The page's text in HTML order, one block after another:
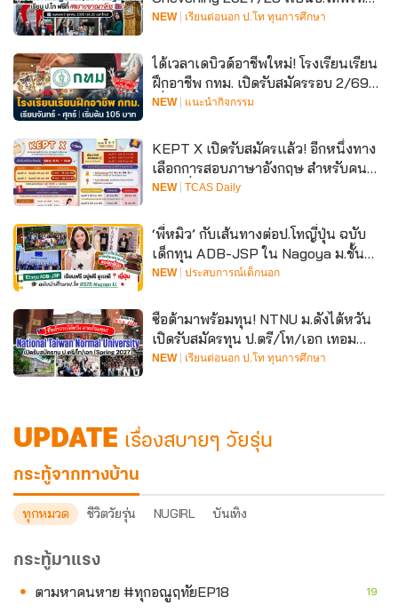
UK (เปิดรับสมัคร 4 ส.ค. 2026)
NEW เรียนต่อนอก ป.โท ทุนการศึกษา
ได้เวลาเดบิวต์อาชีพใหม่! โรงเรียนเรียน
ฝึกอาชีพ กทม. เปิดรับสมัครรอบ 2/69
เริ่มต้นคอร์สละ 105 บาท
NEW แนะนำกิจกรรม
KEPT X เปิดรับสมัครแล้ว! อีกหนึ่งทาง
เลือกการสอบภาษาอังกฤษ สำหรับคน
อยากยื่นรอบพอร์ต ม.ขอนแก่น
NEW TCAS Daily
‘พี่หมิว’ กับเส้นทางต่อป.โทญี่ปุ่น ฉบับ
เด็กทุน ADB-JSP ใน Nagoya ม.ชั้นนำ
ด้าน International Development
NEW ประสบการณ์เด็กนอก
ซือต้ามาพร้อมทุน! NTNU ม.ดังไต้หวัน
เปิดรับสมัครทุน ป.ตรี/โท/เอก เทอม
Spring 2027
NEW เรียนต่อนอก ป.โท ทุนการศึกษา
UPDATE เรื่องสบายๆ วัยรุ่น
กระทู้จากทางบ้าน
ทุกหมวด ชีวิตวัยรุ่น NUGIRL บันเทิง
กระทู้มาแรง
ตามหาคนหาย #ทุกอณูฤทัยEP18
19